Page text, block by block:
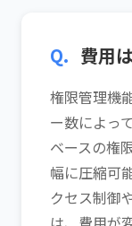
Q. 費用
権限管理機
ー数によっ
ベースの権
幅に圧縮可
クセス制御